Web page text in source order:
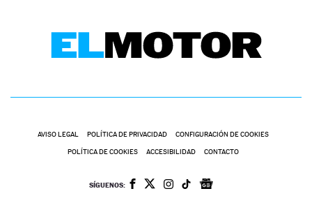
AVISO LEGAL POLÍTICA DE PRIVACIDAD CONFIGURACIÓN DE COOKIES
POLÍTICA DE COOKIES ACCESIBILIDAD CONTACTO
SÍGUENOS: